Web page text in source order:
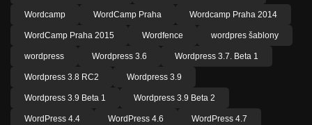
Wordcamp WordCamp Praha Wordcamp Praha 2014
WordCamp Praha 2015 Wordfence wordpres šablony
wordpress Wordpress 3.6 Wordpress 3.7. Beta 1
Wordpress 3.8 RC2 Wordpress 3.9
Wordpress 3.9 Beta 1 Wordpress 3.9 Beta 2
WordPress 4.4 WordPress 4.6 WordPress 4.7